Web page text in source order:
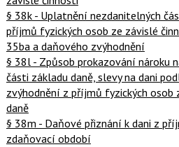
§ 38k - Uplatnění nezdanitelných
příjmů fyzických osob ze závislé
35ba a daňového zvýhodnění
§ 38l - Způsob prokazování nároku
části základu daně, slevy na dani
zvýhodnění z příjmů fyzických osob
daně
§ 38m - Daňové přiznání k dani z
zdaňovací období